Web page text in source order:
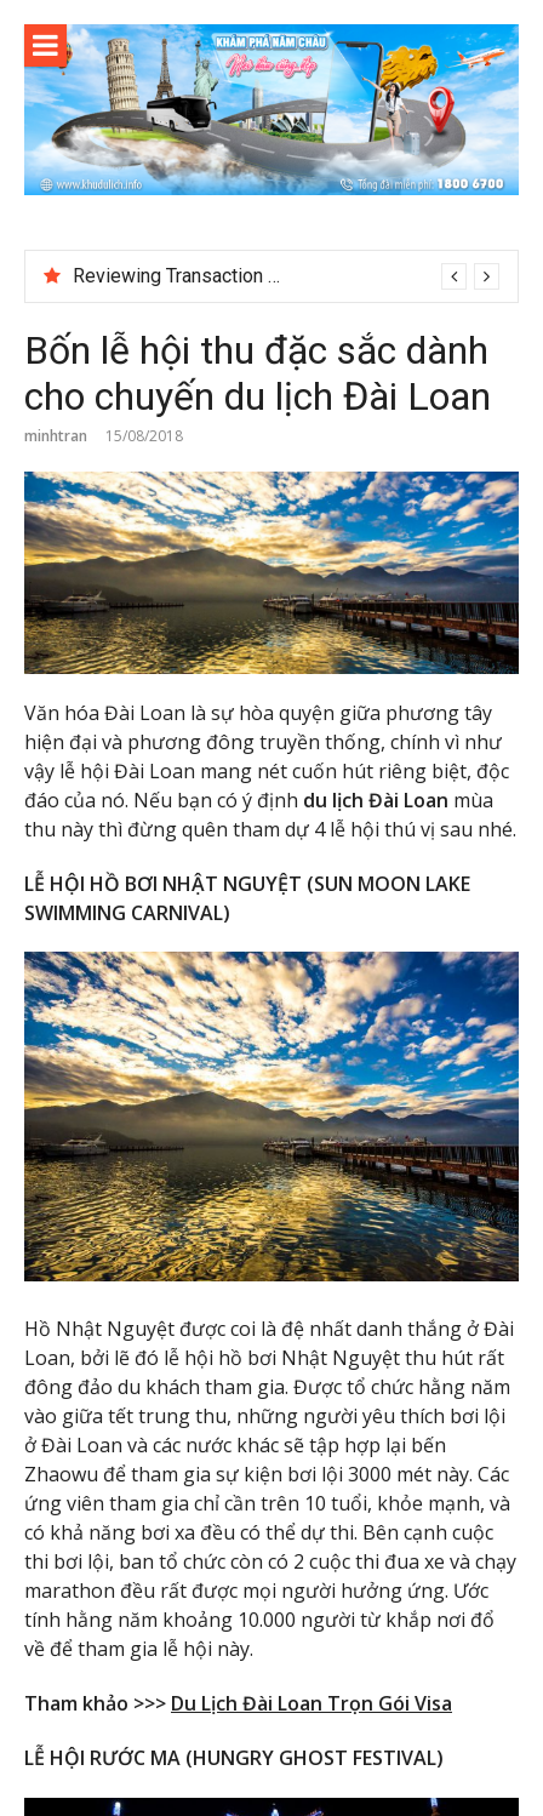
content
Reviewing Transaction History at BetNinja UK
Bốn lễ hội thu đặc sắc dành
cho chuyến du lịch Đài Loan
minhtran 15/08/2018
Văn hóa Đài Loan là sự hòa quyện giữa phương tây
hiện đại và phương đông truyền thống, chính vì như
vậy lễ hội Đài Loan mang nét cuốn hút riêng biệt, độc
đáo của nó. Nếu bạn có ý định du lịch Đài Loan mùa
thu này thì đừng quên tham dự 4 lễ hội thú vị sau nhé.
LỄ HỘI HỒ BƠI NHẬT NGUYỆT (SUN MOON LAKE
SWIMMING CARNIVAL)
Hồ Nhật Nguyệt được coi là đệ nhất danh thắng ở Đài
Loan, bởi lẽ đó lễ hội hồ bơi Nhật Nguyệt thu hút rất
đông đảo du khách tham gia. Được tổ chức hằng năm
vào giữa tết trung thu, những người yêu thích bơi lội
ở Đài Loan và các nước khác sẽ tập hợp lại bến
Zhaowu để tham gia sự kiện bơi lội 3000 mét này. Các
ứng viên tham gia chỉ cần trên 10 tuổi, khỏe mạnh, và
có khả năng bơi xa đều có thể dự thi. Bên cạnh cuộc
thi bơi lội, ban tổ chức còn có 2 cuộc thi đua xe và chạy
marathon đều rất được mọi người hưởng ứng. Ước
tính hằng năm khoảng 10.000 người từ khắp nơi đổ
về để tham gia lễ hội này.
Tham khảo >>> Du Lịch Đài Loan Trọn Gói Visa
LỄ HỘI RƯỚC MA (HUNGRY GHOST FESTIVAL)